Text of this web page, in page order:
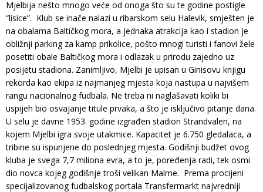
Mjelbija nešto mnogo veće od onoga što su te godine postigle
“lisice”. Klub se inače nalazi u ribarskom selu Halevik, smješten je
na obalama Baltičkog mora, a jednaka atrakcija kao i stadion je
obližnji parking za kamp prikolice, pošto mnogi turisti i fanovi žele
posetiti obale Baltičkog mora i odlazak u prirodu zajedno uz
posijetu stadiona. Zanimljivo, Mjelbi je upisan u Ginisovu knjigu
rekorda kao ekipa iz najmanjeg mjesta koja nastupa u najvišem
rangu nacionalnog fudbala. Ne treba ni naglašavati koliki bi
uspijeh bio osvajanje titule prvaka, a što je isključivo pitanje dana.
U selu je davne 1953. godine izgrađen stadion Strandvalen, na
kojem Mjelbi igra svoje utakmice. Kapacitet je 6.750 gledalaca, a
tribine su ispunjene do poslednjeg mjesta. Godišnji budžet ovog
kluba je svega 7,7 miliona evra, a to je, poređenja radi, tek osmi
dio novca kojeg godišnje troši velikan Malme. Prema procijeni
specijalizovanog fudbalskog portala Transfermarkt najvredniji